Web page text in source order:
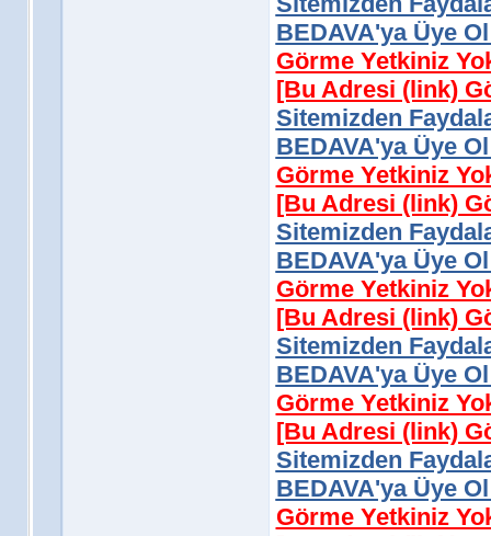
BEDAVA'ya Üye
Görme Yetkiniz
[Bu Adresi (link)
Sitemizden
BEDAVA'ya Üye
Görme Yetkiniz
[Bu Adresi (link)
Sitemizden
BEDAVA'ya Üye
Görme Yetkiniz
[Bu Adresi (link)
Sitemizden
BEDAVA'ya Üye
Görme Yetkiniz
[Bu Adresi (link)
Sitemizden
BEDAVA'ya Üye
Görme Yetkiniz